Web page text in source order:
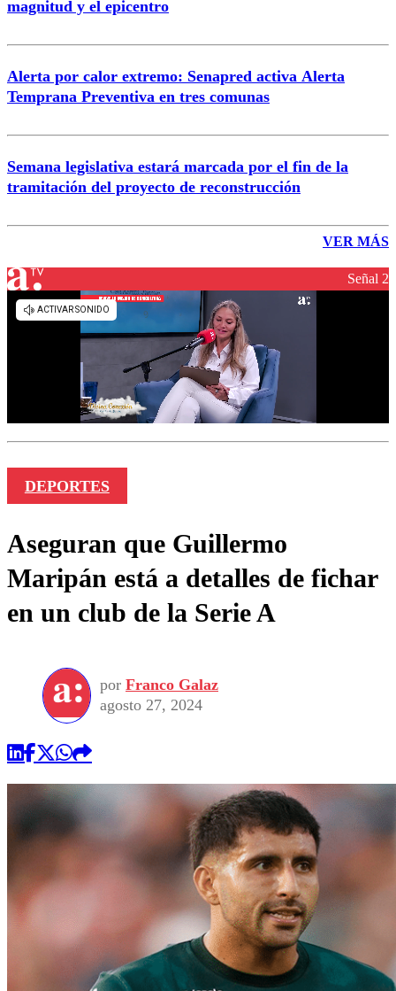
magnitud y el epicentro
Alerta por calor extremo: Senapred activa Alerta
Temprana Preventiva en tres comunas
Semana legislativa estará marcada por el fin de la
tramitación del proyecto de reconstrucción
VER MÁS
Señal 2
DEPORTES
Aseguran que Guillermo
Maripán está a detalles de fichar
en un club de la Serie A
por Franco Galaz
agosto 27, 2024